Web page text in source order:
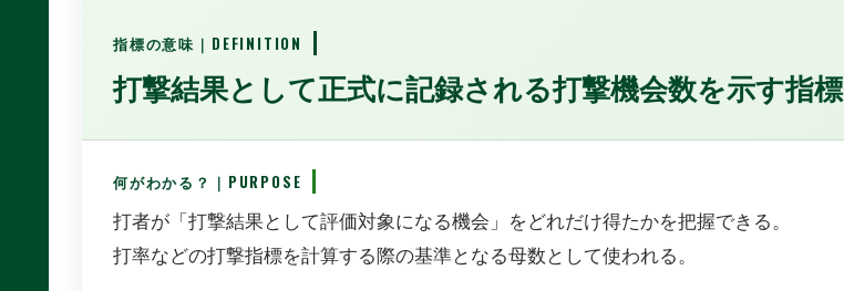
指標の意味｜DEFINITION
打撃結果として正式に記録される打撃機会数を示す指標
何がわかる？｜PURPOSE
打者が「打撃結果として評価対象になる機会」をどれだけ得たかを把握できる。
打率などの打撃指標を計算する際の基準となる母数として使われる。